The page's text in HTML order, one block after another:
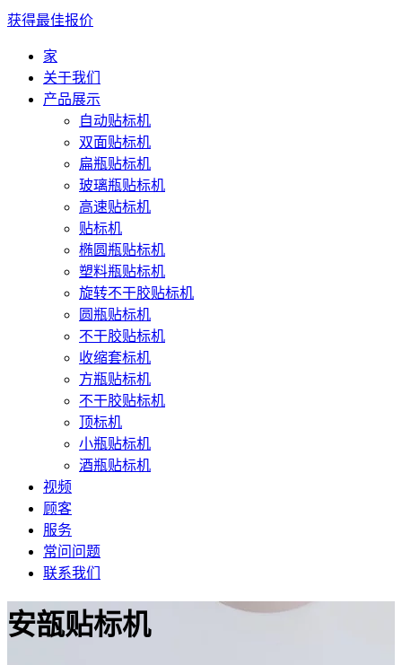
获得最佳报价
家
关于我们
产品展示
自动贴标机
双面贴标机
扁瓶贴标机
玻璃瓶贴标机
高速贴标机
贴标机
椭圆瓶贴标机
塑料瓶贴标机
旋转不干胶贴标机
圆瓶贴标机
不干胶贴标机
收缩套标机
方瓶贴标机
不干胶贴标机
顶标机
小瓶贴标机
酒瓶贴标机
视频
顾客
服务
常问问题
联系我们
安瓿贴标机